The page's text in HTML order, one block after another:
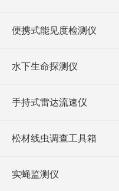
便携式能见度检测仪
水下生命探测仪
手持式雷达流速仪
松材线虫调查工具箱
实蝇监测仪